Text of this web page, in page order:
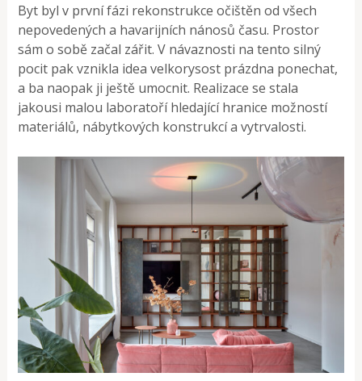
Byt byl v první fázi rekonstrukce očištěn od všech
nepovedených a havarijních nánosů času. Prostor
sám o sobě začal zářit. V návaznosti na tento silný
pocit pak vznikla idea velkorysost prázdna ponechat,
a ba naopak ji ještě umocnit. Realizace se stala
jakousi malou laboratoří hledající hranice možností
materiálů, nábytkových konstrukcí a vytrvalosti.